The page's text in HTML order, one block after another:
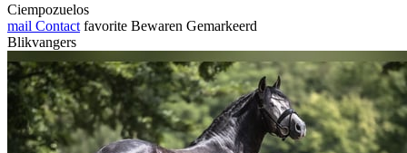
Ciempozuelos
mail Contact favorite Bewaren Gemarkeerd
Blikvangers